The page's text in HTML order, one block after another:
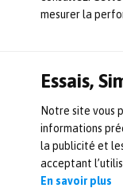
mesurer la
Essais,
Notre site vous
informations
la publicité et
acceptant
En savoir plus